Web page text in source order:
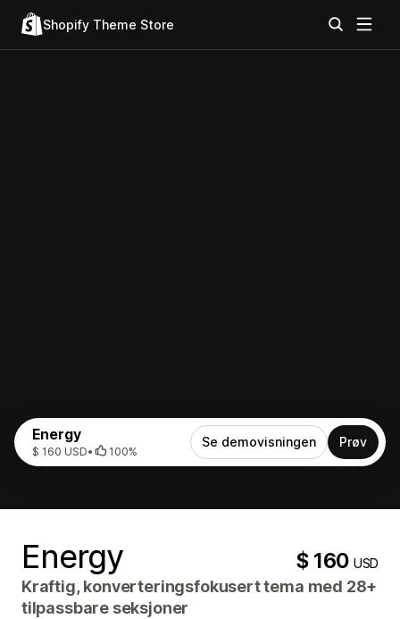
Shopify Theme Store
Energy
$ 160 USD• 100%
Se demovisningen Prøv
Energy $ 160USD
Kraftig, konverteringsfokusert tema med 28+
tilpassbare seksjoner